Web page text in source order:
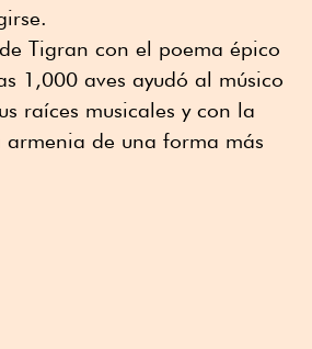
Tigran con el poema épico
1,000 aves ayudó al músico
raíces musicales y con la
armenia de una forma más